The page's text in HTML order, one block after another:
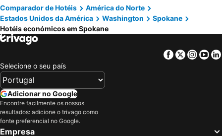
Comparador de Hotéis
América do Norte
Estados Unidos da América
Washington
Spokane
Hotéis económicos em Spokane
Facebook
Twitter
Selecione o seu país
Adicionar no Google
Encontre facilmente os nossos
resultados: adicione o trivago como
fonte preferencial no Google.
Empresa